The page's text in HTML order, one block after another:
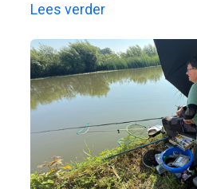
Lees verder